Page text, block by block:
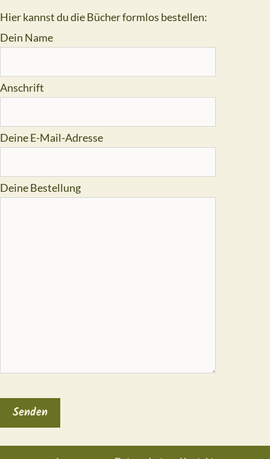
Hier kannst du die Bücher formlos bestellen:
Dein Name
Anschrift
Deine E-Mail-Adresse
Deine Bestellung